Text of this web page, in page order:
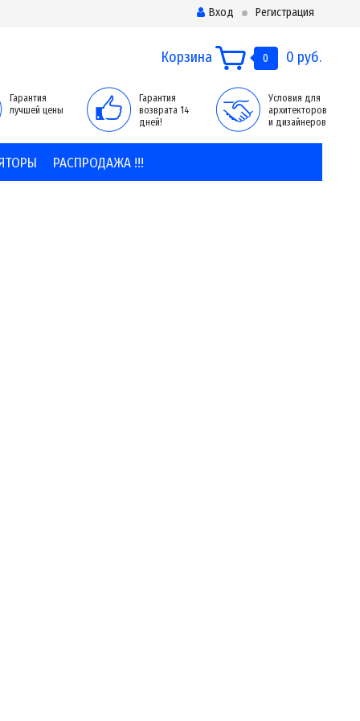
Вход Регистрация
Корзина 0 0 руб.
Гарантия
лучшей цены
Гарантия
возврата 14
дней!
Условия для
архитекторов
и дизайнеров
РАСПРОДАЖА !!!